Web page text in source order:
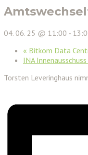
04. 06. 25 @ 11:00 -
« Bitkom Data
INA Innenausschuss
Torsten Leveringhaus